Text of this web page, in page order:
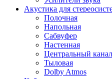
Акустика для
Полочная
Напольная
Сабвуфер
Настенная
Центральный канал
Тыловая
Dolby Atmos